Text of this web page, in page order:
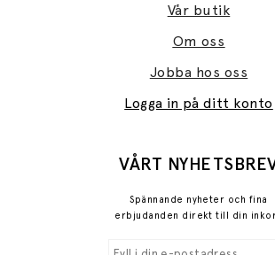
Vår butik
Om oss
Jobba hos oss
Logga in på ditt konto
VÅRT
Spännande nyheter och fina
erbjudanden direkt till din